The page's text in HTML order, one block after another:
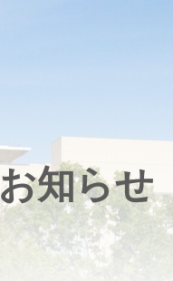
お知らせ